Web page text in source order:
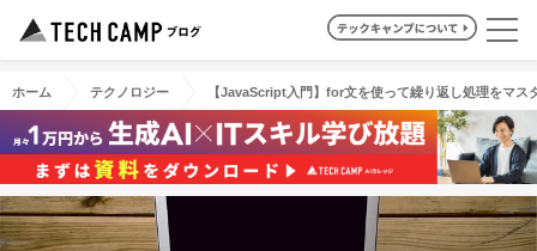
ホーム テクノロジー 【JavaScript入門】for文を使って繰り返し処理をマス